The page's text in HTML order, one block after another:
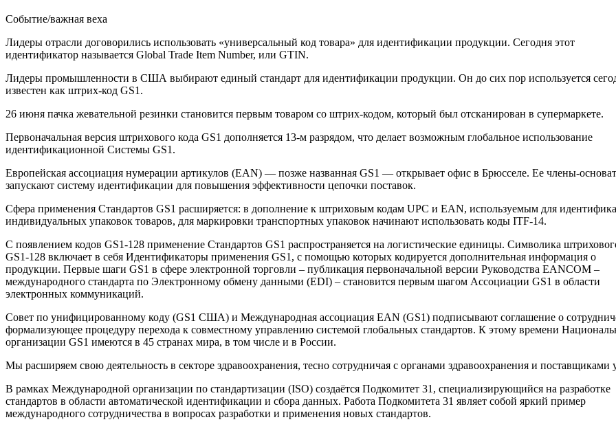
Событие/важная веха
Лидеры отрасли договорились использовать «универсальный код товара» для идентификации продукции. Сегодня этот
идентификатор называется Global Trade Item Number, или GTIN.
Лидеры промышленности в США выбирают единый стандарт для идентификации продукции. Он до сих пор используется
известен как штрих-код GS1.
26 июня пачка жевательной резинки становится первым товаром со штрих-кодом, который был отсканирован в супермаркете.
Первоначальная версия штрихового кода GS1 дополняется 13-м разрядом, что делает возможным глобальное использование
идентификационной Cистемы GS1.
Европейская ассоциация нумерации артикулов (EAN) — позже названная GS1 — открывает офис в Брюсселе. Ее члены-
запускают систему идентификации для повышения эффективности цепочки поставок.
Сфера применения Стандартов GS1 расширяется: в дополнение к штриховым кодам UPC и EAN, используемым для
индивидуальных упаковок товаров, для маркировки транспортных упаковок начинают использовать коды ITF-14.
С появлением кодов GS1-128 применение Стандартов GS1 распространяется на логистические единицы. Символика
GS1-128 включает в себя Идентификаторы применения GS1, с помощью которых кодируется дополнительная информация о
продукции. Первые шаги GS1 в сфере электронной торговли – публикация первоначальной версии Руководства EANCOM –
международного стандарта по Электронному обмену данными (EDI) – становится первым шагом Ассоциации GS1 в области
электронных коммуникаций.
Совет по унифицированному коду (GS1 США) и Международная ассоциация EAN (GS1) подписывают соглашение о
формализующее процедуру перехода к совместному управлению системой глобальных стандартов. К этому времени
организации GS1 имеются в 45 странах мира, в том числе и в России.
Мы расширяем свою деятельность в секторе здравоохранения, тесно сотрудничая с органами здравоохранения и поставщиками
В рамках Международной организации по стандартизации (ISO) создаётся Подкомитет 31, специализирующийся на разработке
стандартов в области автоматической идентификации и сбора данных. Работа Подкомитета 31 являет собой яркий пример
международного сотрудничества в вопросах разработки и применения новых стандартов.